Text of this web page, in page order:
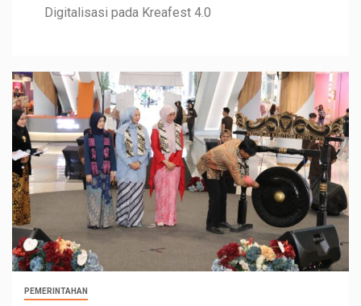
Digitalisasi pada Kreafest 4.0
PEMERINTAHAN